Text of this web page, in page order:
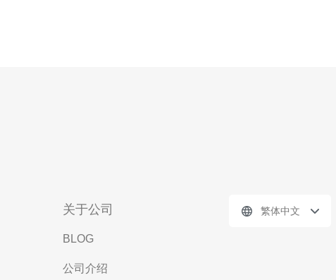
关于公司
BLOG
公司介绍
繁体中文